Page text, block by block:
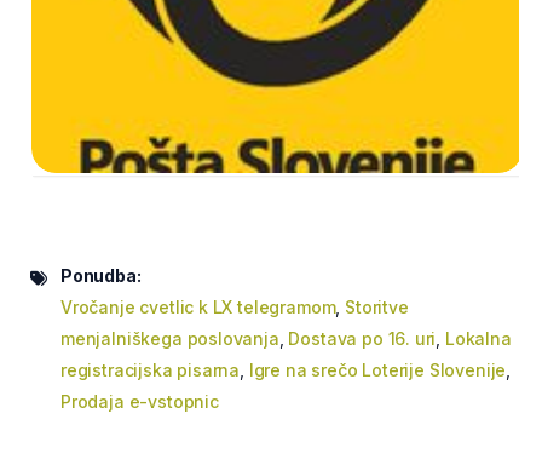
Ponudba:
Vročanje cvetlic k LX telegramom, Storitve
menjalniškega poslovanja Dostava po 16. uri Lokalna
registracijska pisarna Igre na srečo Loterije Slovenije
Prodaja e-vstopnic